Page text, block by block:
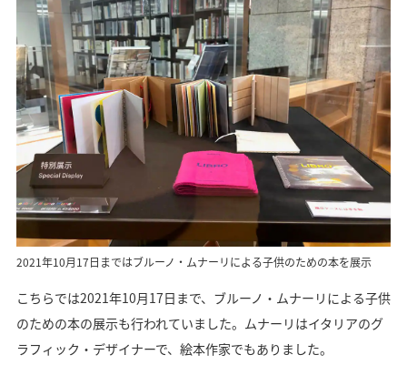
2021年10月17日まではブルーノ・ムナーリによる子供のための本を展示
こちらでは2021年10月17日まで、ブルーノ・ムナーリによる子供
のための本の展示も行われていました。ムナーリはイタリアのグ
ラフィック・デザイナーで、絵本作家でもありました。